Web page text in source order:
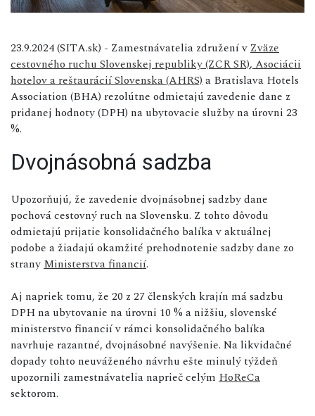
23.9.2024 (SITA.sk) - Zamestnávatelia združení v Zväze
cestovného ruchu Slovenskej republiky (ZCR SR), Asociácii
hotelov a reštaurácií Slovenska (AHRS) a Bratislava Hotels
Association (BHA) rezolútne odmietajú zavedenie dane z
pridanej hodnoty (DPH) na ubytovacie služby na úrovni 23
%.
Dvojnásobná sadzba
Upozorňujú, že zavedenie dvojnásobnej sadzby dane
pochová cestovný ruch na Slovensku. Z tohto dôvodu
odmietajú prijatie konsolidačného balíka v aktuálnej
podobe a žiadajú okamžité prehodnotenie sadzby dane zo
strany Ministerstva financií.
Aj napriek tomu, že 20 z 27 členských krajín má sadzbu
DPH na ubytovanie na úrovni 10 % a nižšiu, slovenské
ministerstvo financií v rámci konsolidačného balíka
navrhuje razantné, dvojnásobné navýšenie. Na likvidačné
dopady tohto neuváženého návrhu ešte minulý týždeň
upozornili zamestnávatelia naprieč celým HoReCa
sektorom.